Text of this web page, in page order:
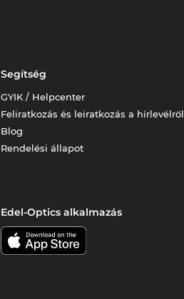
Segítség
GYIK / Helpcenter
Feliratkozás és leiratkozás a hírlevélről
Blog
Rendelési állapot
Edel-Optics alkalmazás